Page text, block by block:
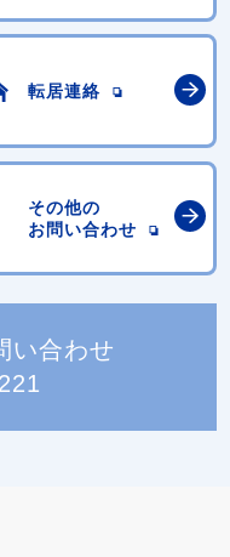
転居連絡
その他の
お問い合わせ
い合わせ